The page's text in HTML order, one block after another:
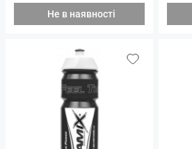
Не в наявності